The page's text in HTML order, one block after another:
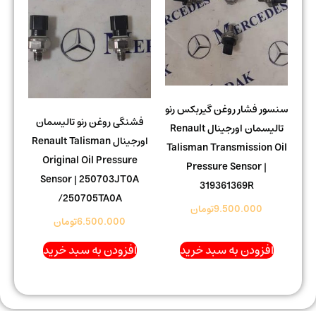
سنسور فشار روغن گیربکس رنو
تالیسمان اورجینال Renault
Talisman Transmission Oil
Pressure Sensor |
319361369R
9.500.000تومان
افزودن به سبد خرید
فشنگی روغن رنو تالیسمان
اورجینال Renault Talisman
Original Oil Pressure
Sensor | 250703JT0A
/250705TA0A
6.500.000تومان
افزودن به سبد خرید